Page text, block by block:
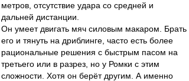
метров, отсутствие удара со средней и
дальней дистанции.
Он умеет двигать мяч силовым макаром. Брать
его и тянуть на дриблинге, часто есть более
рациональные решения с быстрым пасом на
третьего или в разрез, но у Ромки с этим
сложности. Хотя он берёт другим. А именно